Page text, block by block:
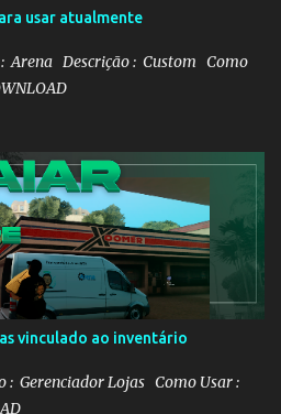
usar atualmente
Arena Descrição : Custom Como
vinculado ao inventário
: Gerenciador Lojas Como Usar :